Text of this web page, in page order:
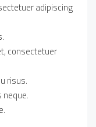
adipiscing
consectetuer
risus.